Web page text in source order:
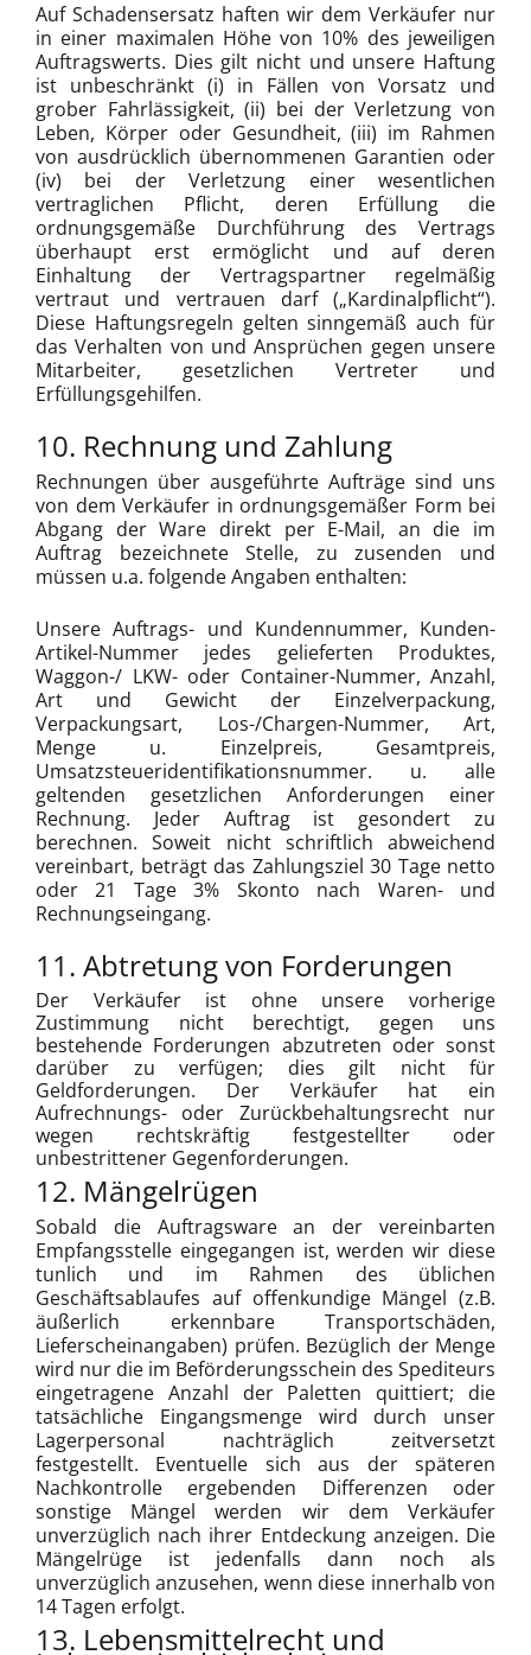
Auf Schadensersatz haften wir dem Verkäufer nur
in einer maximalen Höhe von 10% des jeweiligen
Auftragswerts. Dies gilt nicht und unsere Haftung
ist unbeschränkt (i) in Fällen von Vorsatz und
grober Fahrlässigkeit, (ii) bei der Verletzung von
Leben, Körper oder Gesundheit, (iii) im Rahmen
von ausdrücklich übernommenen Garantien oder
(iv) bei der Verletzung einer wesentlichen
vertraglichen Pflicht, deren Erfüllung die
ordnungsgemäße Durchführung des Vertrags
überhaupt erst ermöglicht und auf deren
Einhaltung der Vertragspartner regelmäßig
vertraut und vertrauen darf („Kardinalpflicht“).
Diese Haftungsregeln gelten sinngemäß auch für
das Verhalten von und Ansprüchen gegen unsere
Mitarbeiter, gesetzlichen Vertreter und
Erfüllungsgehilfen.
10. Rechnung und Zahlung
Rechnungen über ausgeführte Aufträge sind uns
von dem Verkäufer in ordnungsgemäßer Form bei
Abgang der Ware direkt per E-Mail, an die im
Auftrag bezeichnete Stelle, zu zusenden und
müssen u.a. folgende Angaben enthalten:
Unsere Auftrags- und Kundennummer, Kunden-
Artikel-Nummer jedes gelieferten Produktes,
Waggon-/ LKW- oder Container-Nummer, Anzahl,
Art und Gewicht der Einzelverpackung,
Verpackungsart, Los-/Chargen-Nummer, Art,
Menge u. Einzelpreis, Gesamtpreis,
Umsatzsteueridentifikationsnummer. u. alle
geltenden gesetzlichen Anforderungen einer
Rechnung. Jeder Auftrag ist gesondert zu
berechnen. Soweit nicht schriftlich abweichend
vereinbart, beträgt das Zahlungsziel 30 Tage netto
oder 21 Tage 3% Skonto nach Waren- und
Rechnungseingang.
11. Abtretung von Forderungen
Der Verkäufer ist ohne unsere vorherige
Zustimmung nicht berechtigt, gegen uns
bestehende Forderungen abzutreten oder sonst
darüber zu verfügen; dies gilt nicht für
Geldforderungen.
Der Verkäufer hat ein
Aufrechnungs- oder Zurückbehaltungsrecht nur
wegen rechtskräftig festgestellter oder
unbestrittener Gegenforderungen.
12. Mängelrügen
Sobald die Auftragsware an der vereinbarten
Empfangsstelle eingegangen ist, werden wir diese
tunlich und im Rahmen des üblichen
Geschäftsablaufes auf offenkundige Mängel (z.B.
äußerlich erkennbare Transportschäden,
Lieferscheinangaben) prüfen. Bezüglich der Menge
wird nur die im Beförderungsschein des Spediteurs
eingetragene Anzahl der Paletten quittiert; die
tatsächliche Eingangs­menge wird durch unser
Lagerpersonal nachträglich zeitversetzt
festgestellt. Eventuelle sich aus der späteren
Nachkontrolle ergebenden Differenzen oder
sonstige Mängel werden wir dem Verkäufer
unverzüglich nach ihrer Entdeckung anzeigen. Die
Mängelrüge ist jedenfalls dann noch als
unverzüglich anzusehen, wenn diese innerhalb von
14 Tagen erfolgt.
13. Lebensmittelrecht und